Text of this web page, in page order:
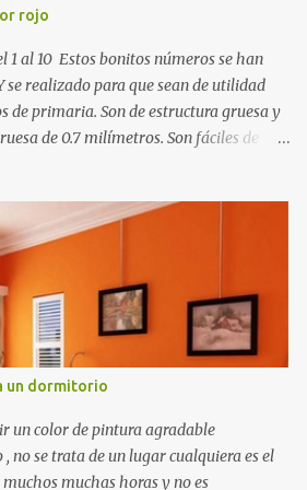
rojo
1 al 10 Estos bonitos números se han
se realizado para que sean de utilidad
de primaria. Son de estructura gruesa y
de 0.7 milímetros. Son fáciles de
los cumpleaños de los niños, entre
un dormitorio
un color de pintura agradable
se trata de un lugar cualquiera es el
muchas horas y no es